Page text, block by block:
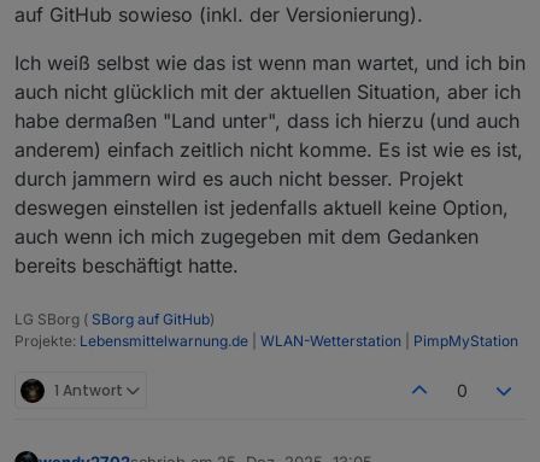
"0.123" aber korrekt als Zahl. Deswegen
erkennen warum es mal funktioniert und mal
nicht.
Muss ich eine Korrektur einführen die die
fehlende Null wieder ergänzt. Dann hast du
wieder deine Null und das String/Number -
Problem sollte auch gelöst sein.
auf GitHub sowieso (inkl. der Versionierung).
Ich weiß selbst wie das ist wenn man wartet, und ich bin
auch nicht glücklich mit der aktuellen Situation, aber ich
habe dermaßen "Land unter", dass ich hierzu (und auch
anderem) einfach zeitlich nicht komme. Es ist wie es ist,
durch jammern wird es auch nicht besser. Projekt
deswegen einstellen ist jedenfalls aktuell keine Option,
auch wenn ich mich zugegeben mit dem Gedanken
bereits beschäftigt hatte.
LG SBorg ( SBorg auf GitHub)
Projekte: Lebensmittelwarnung.de WLAN-Wetterstation PimpMyStation
1 Antwort 0